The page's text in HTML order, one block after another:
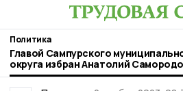
Политика
Главой Сампурского
округа избран Анатолий